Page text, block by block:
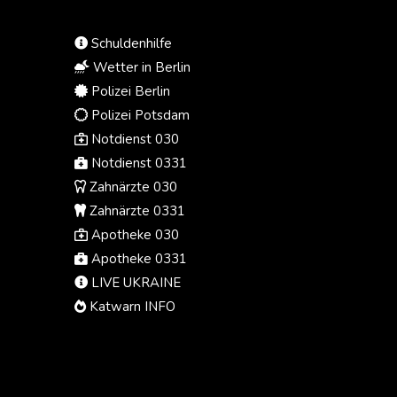
geschweige denn in seine
Wahlprozesse", erklärte Barrot am
Freitag im Onlinedienst X.
Schuldenhilfe
Wetter in Berlin
Polizei Berlin
Polizei Potsdam
Notdienst 030
Notdienst 0331
Zahnärzte 030
Zahnärzte 0331
Apotheke 030
Apotheke 0331
LIVE UKRAINE
Katwarn INFO